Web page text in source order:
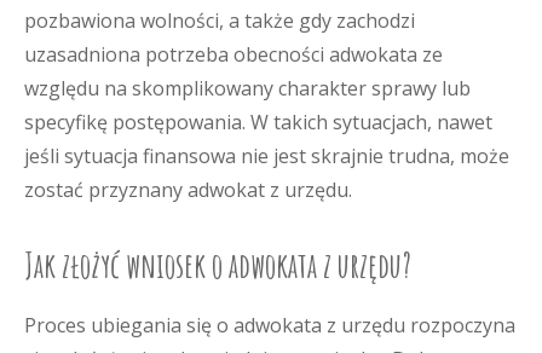
pozbawiona wolności, a także gdy zachodzi
uzasadniona potrzeba obecności adwokata ze
względu na skomplikowany charakter sprawy lub
specyfikę postępowania. W takich sytuacjach, nawet
jeśli sytuacja finansowa nie jest skrajnie trudna, może
zostać przyznany adwokat z urzędu.
Jak złożyć wniosek o adwokata z urzędu?
Proces ubiegania się o adwokata z urzędu rozpoczyna